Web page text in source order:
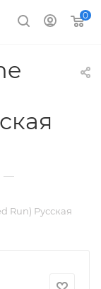
0
—
Run) Русская